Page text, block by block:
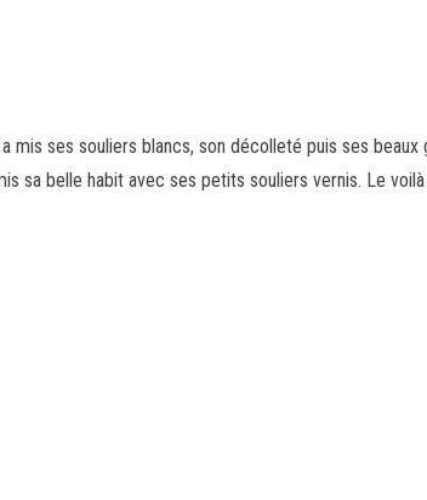
mis ses souliers blancs, son décolleté puis ses beaux
sa belle habit avec ses petits souliers vernis. Le